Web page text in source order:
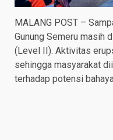
MALANG POST –
Gunung Semeru masih
(Level II). Aktivitas
sehingga masyarakat
terhadap potensi